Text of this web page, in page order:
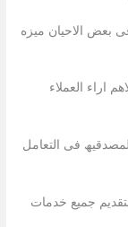
بعض الاحیان میزه
اراء العملاء
فى التعامل
جمیع خدمات